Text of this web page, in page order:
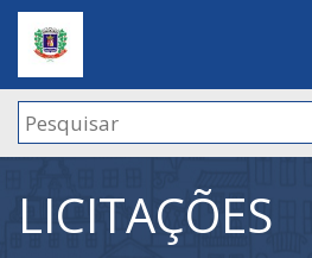
LICITAÇÕES